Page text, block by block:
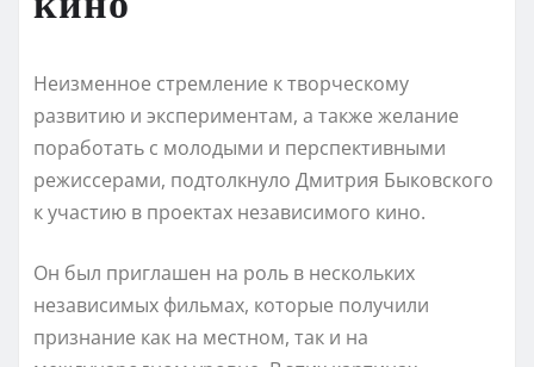
Неизменное стремление к творческому
развитию и экспериментам, а также желание
поработать с молодыми и перспективными
режиссерами, подтолкнуло Дмитрия Быковского
к участию в проектах независимого кино.
Он был приглашен на роль в нескольких
независимых фильмах, которые получили
признание как на местном, так и на